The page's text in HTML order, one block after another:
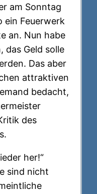
am Sonntag
ein Feuerwerk
an. Nun habe
das Geld solle
Das aber
attraktiven
bedacht,
des
her!“
sind nicht